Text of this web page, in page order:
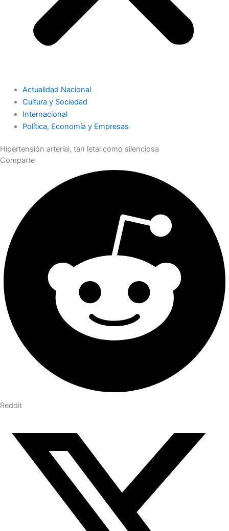
Actualidad Nacional
Cultura y Sociedad
Internacional
Política, Economía y Empresas
Hipertensión arterial, tan letal como silenciosa
Comparte
Reddit